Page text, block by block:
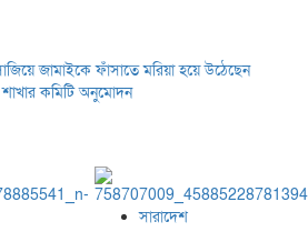
জামাইকে ফাঁসাতে মরিয়া হয়ে উঠেছেন
কমিটি অনুমোদন
সারাদেশ